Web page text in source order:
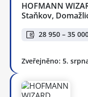
HOFMANN
Staňkov,
28 950 – 35
Zveřejněno: 5.